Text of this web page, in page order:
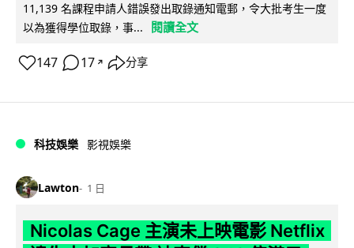
11,139 名課程申請人錯誤發出取錄通知電郵，令大批考生一度
以為獲得學位取錄，事...
閱讀全文
147 17 ↗ 分享
科技娛樂 影視娛樂
Lawton 1 日
Nicolas Cage 主演未上映電影 Netflix